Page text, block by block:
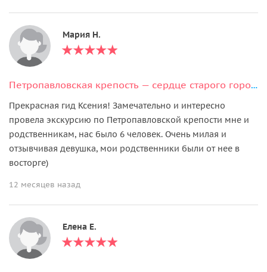
Мария Н.
Петропавловская крепость — сердце старого города
Прекрасная гид Ксения! Замечательно и интересно
провела экскурсию по Петропавловской крепости мне и
родственникам, нас было 6 человек. Очень милая и
отзывчивая девушка, мои родственники были от нее в
восторге)
12 месяцев назад
Елена Е.